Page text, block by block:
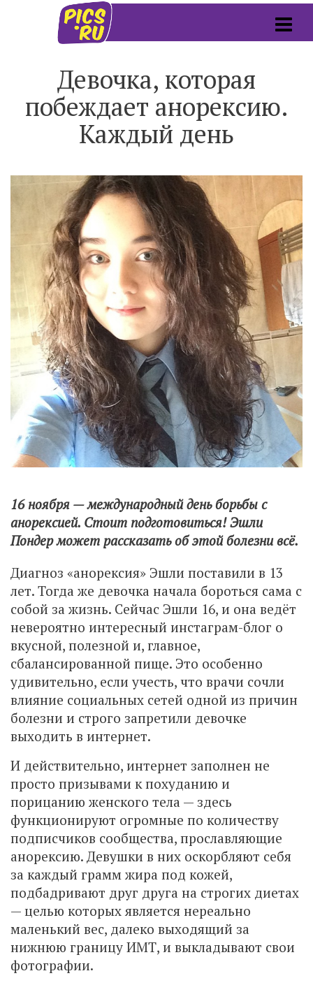
Девочка, которая
побеждает анорексию.
Каждый день
16 ноября — международный день борьбы с
анорексией. Стоит подготовиться! Эшли
Пондер может рассказать об этой болезни всё.
Диагноз «анорексия» Эшли поставили в 13
лет. Тогда же девочка начала бороться сама с
собой за жизнь. Сейчас Эшли 16, и она ведёт
невероятно интересный инстаграм-блог о
вкусной, полезной и, главное,
сбалансированной пище. Это особенно
удивительно, если учесть, что врачи сочли
влияние социальных сетей одной из причин
болезни и строго запретили девочке
выходить в интернет.
И действительно, интернет заполнен не
просто призывами к похуданию и
порицанию женского тела — здесь
функционируют огромные по количеству
подписчиков сообщества, прославляющие
анорексию. Девушки в них оскорбляют себя
за каждый грамм жира под кожей,
подбадривают друг друга на строгих диетах
— целью которых является нереально
маленький вес, далеко выходящий за
нижнюю границу ИМТ, и выкладывают свои
фотографии.